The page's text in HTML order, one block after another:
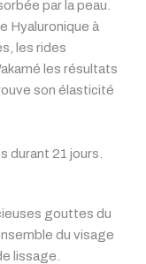
par la peau.
Hyaluronique à
les rides
les résultats
son élasticité
durant 21 jours.
gouttes du
du visage
lissage.